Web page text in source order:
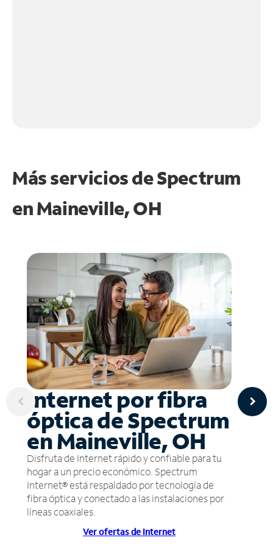
Más servicios de Spectrum
enMaineville, OH
Internet por fibra
óptica de Spectrum
en Maineville, OH
Disfruta de Internet rápido y confiable para tu
hogar a un precio económico. Spectrum
Internet® está respaldado por tecnología de
fibra óptica y conectado a las instalaciones por
líneas coaxiales.
Ver ofertas de Internet